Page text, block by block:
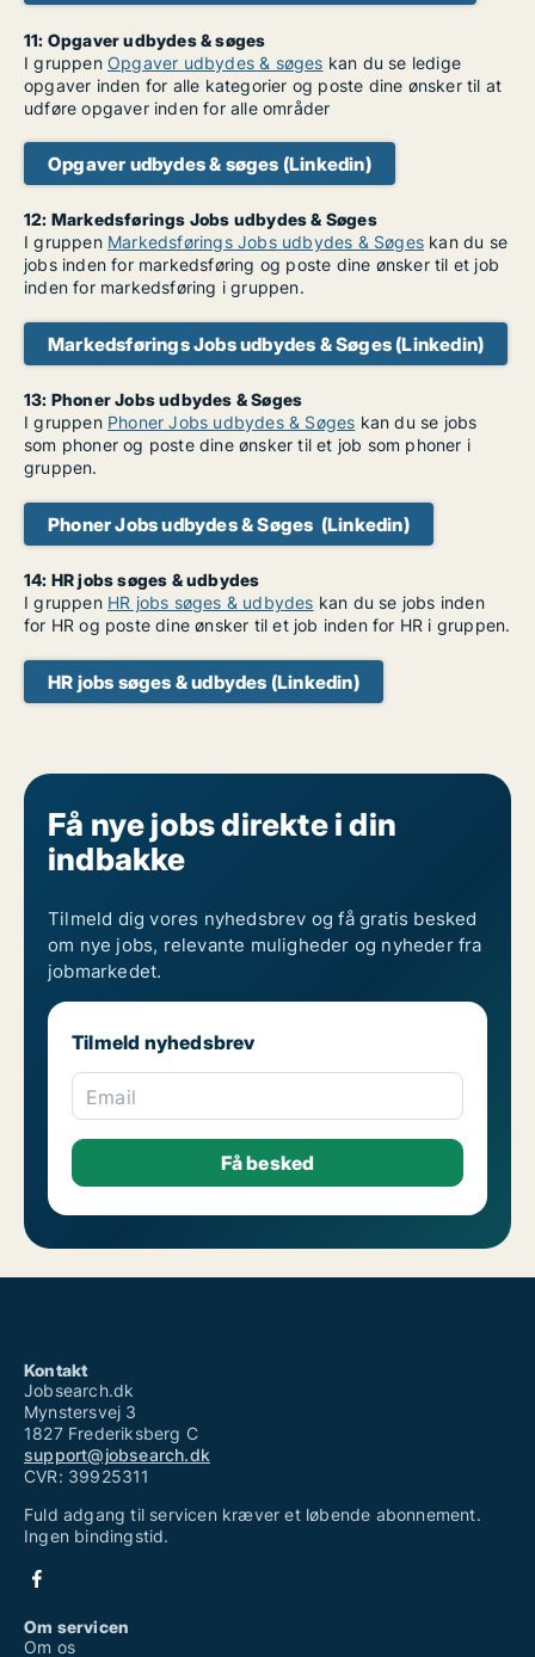
11: Opgaver udbydes & søges
I gruppen Opgaver udbydes & søges kan du se ledige
opgaver inden for alle kategorier og poste dine ønsker til at
udføre opgaver inden for alle områder
Opgaver udbydes & søges (Linkedin)
12: Markedsførings Jobs udbydes & Søges
I gruppen Markedsførings Jobs udbydes & Søges kan du se
jobs inden for markedsføring og poste dine ønsker til et job
inden for markedsføring i gruppen.
Markedsførings Jobs udbydes & Søges (Linkedin)
13: Phoner Jobs udbydes & Søges
I gruppen Phoner Jobs udbydes & Søges kan du se jobs
som phoner og poste dine ønsker til et job som phoner i
gruppen.
Phoner Jobs udbydes & Søges (Linkedin)
14: HR jobs søges & udbydes
I gruppen HR jobs søges & udbydes kan du se jobs inden
for HR og poste dine ønsker til et job inden for HR i gruppen.
HR jobs søges & udbydes (Linkedin)
Få nye jobs direkte i din
indbakke
Tilmeld dig vores nyhedsbrev og få gratis besked
om nye jobs, relevante muligheder og nyheder fra
jobmarkedet.
Tilmeld nyhedsbrev
Email
Kontakt
Jobsearch.dk
Mynstersvej 3
1827 Frederiksberg C
support@jobsearch.dk
CVR: 39925311
Fuld adgang til servicen kræver et løbende abonnement.
Ingen bindingstid.
Om servicen
Om os